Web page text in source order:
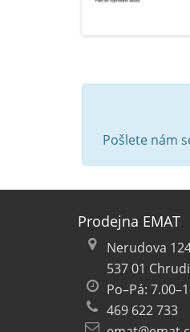
Pošlete nám
Prodejna EMAT
Nerudova
537 01
Po–Pá:
469 622 733